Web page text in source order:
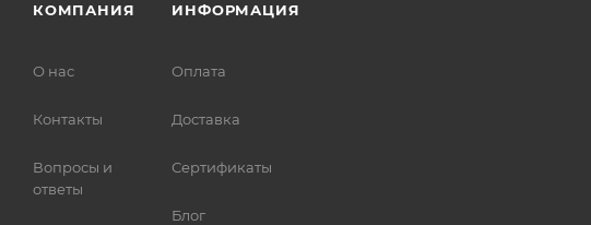
КОМПАНИЯ
О нас
Контакты
Вопросы и
ответы
ИНФОРМАЦИЯ
Оплата
Доставка
Сертификаты
Блог